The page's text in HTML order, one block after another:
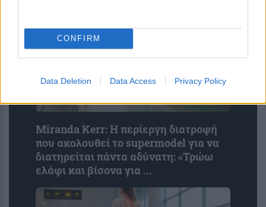
CONFIRM
Data Deletion Data Access Privacy Policy
Miranda Kerr: Η περίεργη διατροφή
που ακολουθεί το supermodel για να
διατηρείται πάντα αδύνατη: «Τρώω
ελάφι και βίσονα για ...